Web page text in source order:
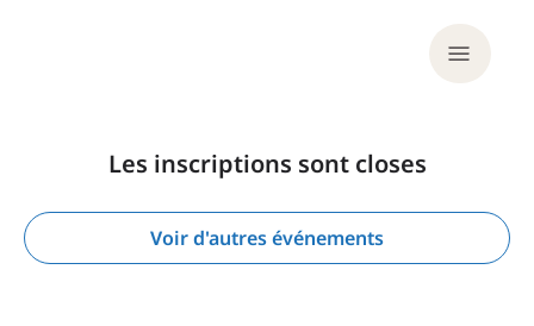
Les inscriptions sont closes
Voir d'autres événements